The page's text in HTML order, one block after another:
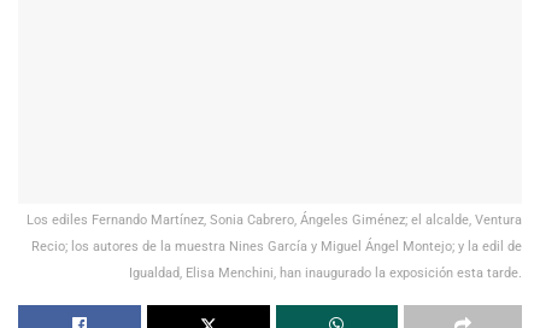
Los ediles Fernando Martínez, Sonia Cabrero, Ángeles Giménez; el alcalde, Ventura
Recio; los autores de la muestra Nines García y Miguel Ángel Montejo; y la edil de
Igualdad, Elisa Menchini, han inaugurado la exposición esta tarde.